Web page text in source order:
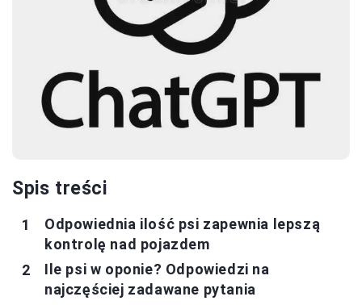
Spis treści
Odpowiednia ilość psi zapewnia lepszą
kontrolę nad pojazdem
Ile psi w oponie? Odpowiedzi na
najczęściej zadawane pytania